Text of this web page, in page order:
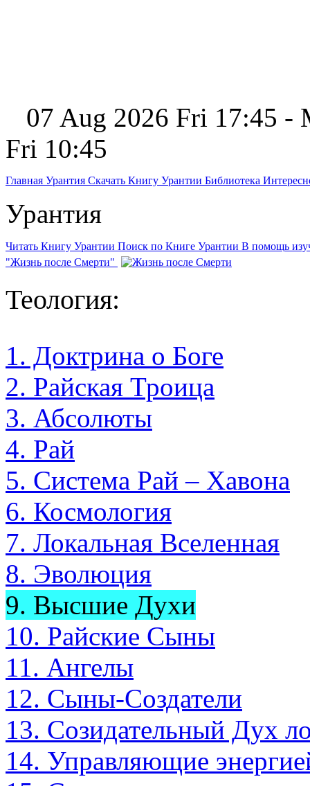
07 Aug 2026 Fri 17:45 -
Fri 10:45
Главная Урантия Скачать Книгу Урантии Библиотека
Урантия
Читать Книгу Урантии Поиск по Книге Урантии В помощь
"Жизнь после Смерти"
Теология:
1. Доктрина о Боге
2. Райская Троица
3. Абсолюты
4. Рай
5. Система Рай – Хавона
6. Космология
7. Локальная Вселенная
8. Эволюция
9. Высшие Духи
10. Райские Сыны
11. Ангелы
12. Сыны-Создатели
13. Созидательный Дух
14. Управляющие